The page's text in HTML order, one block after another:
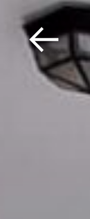
Voltar